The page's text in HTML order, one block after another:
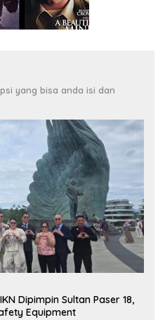
yang bisa anda isi dan
Dipimpin Sultan Paser 18,
Equipment